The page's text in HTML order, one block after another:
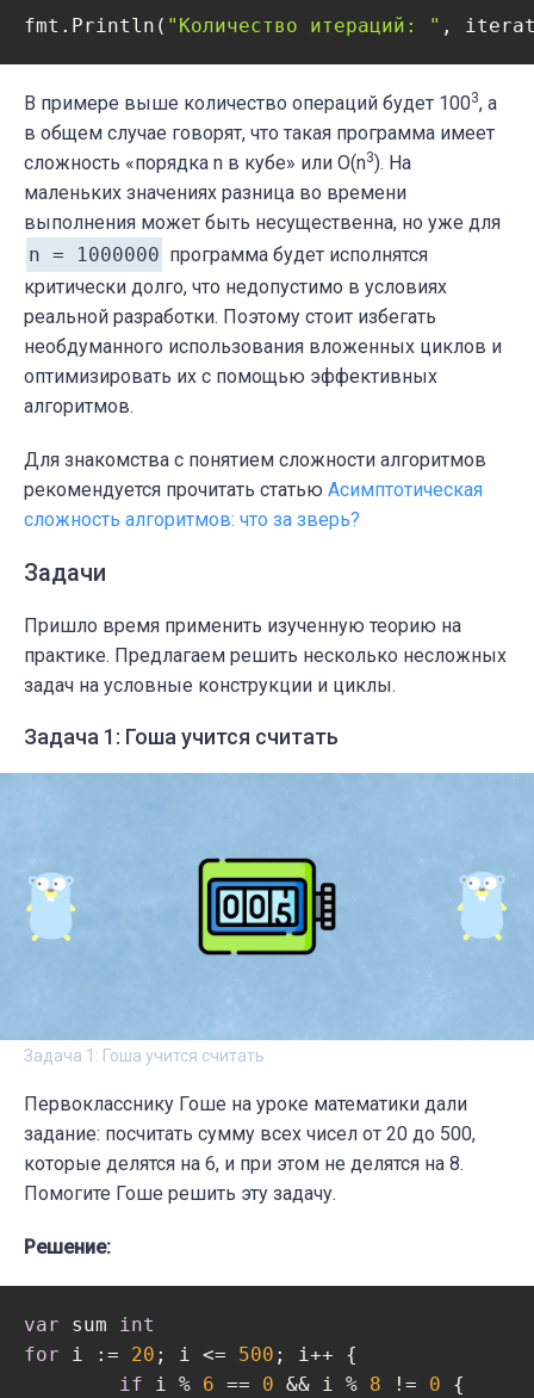
fmt.Println( "Количество итераций: "
В примере выше количество операций будет 1003, а
в общем случае говорят, что такая программа имеет
сложность «порядка n в кубе» или O(n3). На
маленьких значениях разница во времени
выполнения может быть несущественна, но уже для
n = 1000000 программа будет исполнятся
критически долго, что недопустимо в условиях
реальной разработки. Поэтому стоит избегать
необдуманного использования вложенных циклов и
оптимизировать их с помощью эффективных
алгоритмов.
Для знакомства с понятием сложности алгоритмов
рекомендуется прочитать статью Асимптотическая
сложность алгоритмов: что за зверь?
Задачи
Пришло время применить изученную теорию на
практике. Предлагаем решить несколько несложных
задач на условные конструкции и циклы.
Задача 1: Гоша учится считать
Задача 1: Гоша учится считать
Первокласснику Гоше на уроке математики дали
задание: посчитать сумму всех чисел от 20 до 500,
которые делятся на 6, и при этом не делятся на 8.
Помогите Гоше решить эту задачу.
Решение:
var sum int
for i := 20 ; i <= 500 ; i++ {
if i % 6 == 0 && i % 8 != 0 {